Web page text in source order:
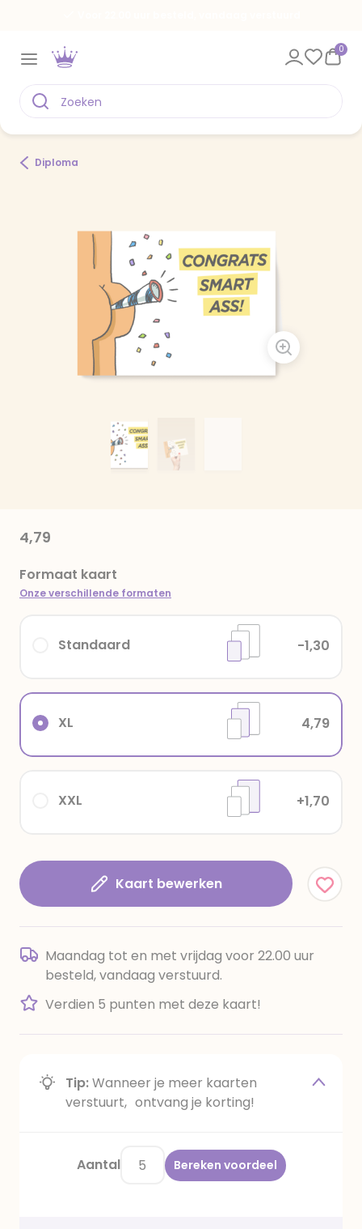
0
Diploma
4,79
Formaat kaart
Onze verschillende formaten
XXL +1,70
XL 4,79
Standaard -1,30
Kaart bewerken
Maandag tot en met vrijdag voor 22.00 uur
besteld, vandaag verstuurd.
Verdien 5 punten met deze kaart!
Tip:Wanneer je meer kaarten
verstuurt, ontvang je korting!
Aantal Bereken voordeel